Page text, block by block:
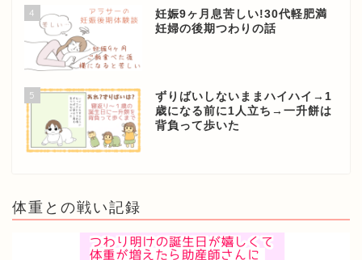
4
妊娠9ヶ月息苦しい!30代軽肥満
妊婦の後期つわりの話
5
ずりばいしないままハイハイ→1
歳になる前に1人立ち→一升餅は
背負って歩いた
体重との戦い記録